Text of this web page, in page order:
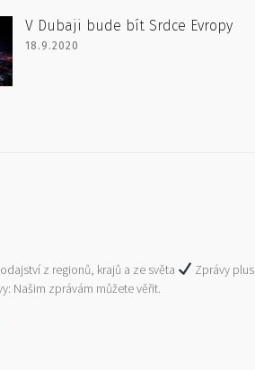
V Dubaji bude bít Srdce Evropy
18.9.2020
z regionů, krajů a ze světa
Zprávy plus
Našim zprávám můžete věřit.